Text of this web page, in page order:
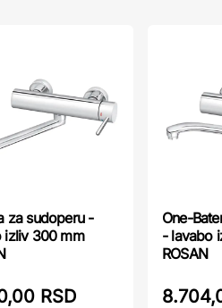
za sudoperu -
izliv 300 mm
RSD
One-
- lavabo
ROSAN